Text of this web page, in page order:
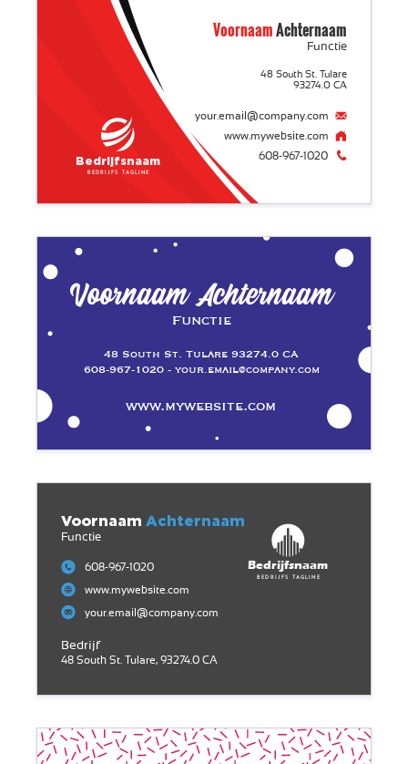
608-967-1020
www.mywebsite.com
your.email@company.com
Functie
48 South St. Tulare
93274.0 CA
VoornaamAchternaam
Bedrijfsnaam
Bedrijfs tagline
www.mywebsite.com
48 South St. Tulare 93274.0 CA
608-967-1020 - your.email@company.com
Voornaam Achternaam
Functie
48 South St. Tulare, 93274.0 CA
www.mywebsite.com
your.email@company.com
608-967-1020
Bedrijf
Functie
VoornaamAchternaam
Bedrijfsnaam
Bedrijfs tagline